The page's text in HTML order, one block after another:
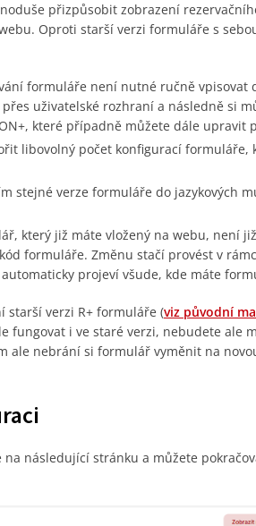
přizpůsobit zobrazení
webu. Oproti starší verzi formuláře s
formuláře není nutné ručně vpisovat
uživatelské rozhraní a následně si
které případně můžete dále upravit
libovolný počet konfigurací formuláře,
stejné verze formuláře do jazykových
který již máte vložený na webu, není
formuláře. Změnu stačí provést v
projeví všude, kde máte
starší verzi R+ formuláře (viz původní
fungovat i ve staré verzi, nebudete ale
ale nebrání si formulář vyměnit na
následující stránku a můžete